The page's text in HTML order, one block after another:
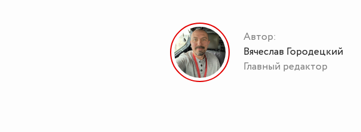
Автор:
Вячеслав Городецкий
Главный редактор